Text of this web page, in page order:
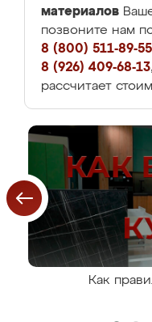
материалов
позвоните нам
8 (800) 511-89-55
8 (926) 409-68-13
рассчитает
Как